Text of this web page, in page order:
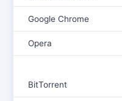
Google Chrome
Opera
BitTorrent